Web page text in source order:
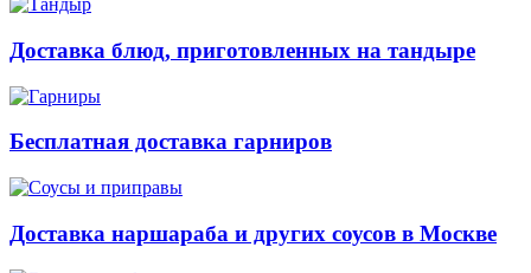
Доставка блюд, приготовленных на тандыре
Бесплатная доставка гарниров
Доставка наршараба и других соусов в Москве